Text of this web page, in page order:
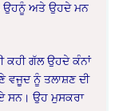
ਉਹਨੂੰ ਅਤੇ ਉਹਦੇ ਮਨ
ਕਹੀ ਗੱਲ ਉਹਦੇ ਕੰਨਾਂ
ਵਜੂਦ ਨੂੰ ਤਲਾਸ਼ਣ ਦੀ
ਸਨ। ਉਹ ਮੁਸਕਰਾ